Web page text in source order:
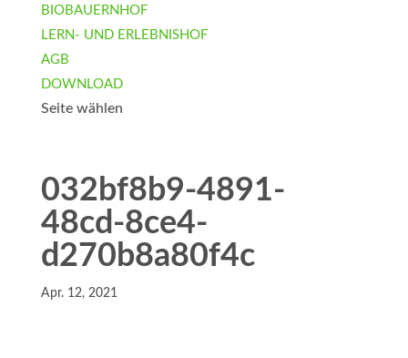
BIOBAUERNHOF
LERN- UND ERLEBNISHOF
AGB
DOWNLOAD
Seite wählen
032bf8b9-4891-
48cd-8ce4-
d270b8a80f4c
Apr. 12, 2021